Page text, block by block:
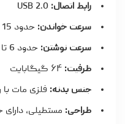
رابط اتصال:
سرعت خواندن: حدود 15 تا 22 مگابایت بر ثانیه
سرعت نوشتن: حدود 6 تا 10 مگابایت بر ثانیه
ظرفیت:
جنس بدنه: فلزی مات
طراحی: مستطیلی، دارای